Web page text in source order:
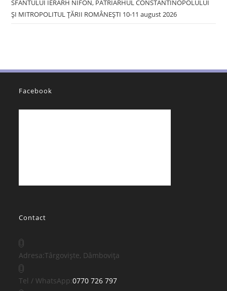
SFÂNTULUI IERARH NIFON, PATRIARHUL CONSTANTINOPOLULUI
ŞI MITROPOLITUL ȚĂRII ROMÂNEȘTI 10-11 august 2026
Facebook
Contact
Adresa:Târgoviște, Dâmbovița
Tel / WhatsApp:0770 726 797Opens